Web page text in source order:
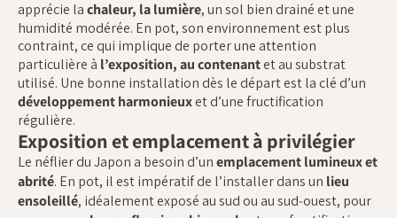
apprécie lachaleur, la lumière, un sol bien drainé et une
humidité modérée. En pot, son environnement est plus
contraint, ce qui implique de porter une attention
particulière à l’exposition, au contenantet au substrat
utilisé. Une bonne installation dès le départ est la clé d’un
développement harmonieuxet d’une fructification
régulière.
Exposition et emplacement à privilégier
Le néflier du Japon a besoin d’unemplacement lumineux et
abrité. En pot, il est impératif de l’installer dans un lieu
ensoleillé, idéalement exposé au sud ou au sud‑ouest, pour